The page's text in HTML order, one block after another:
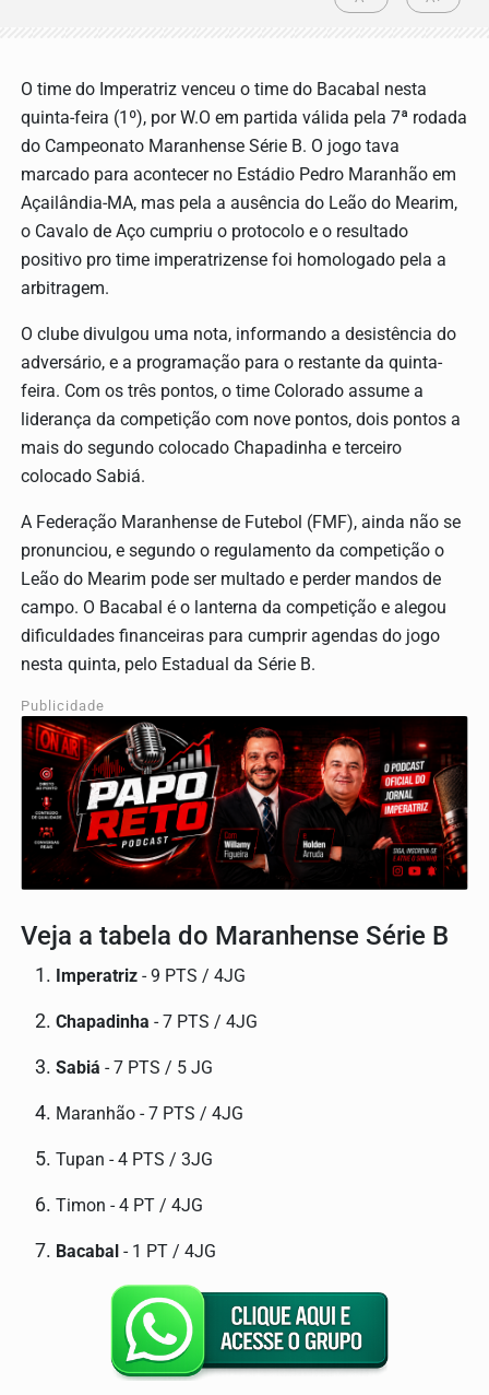
O time do Imperatriz venceu o time do Bacabal nesta
quinta-feira (1º), por W.O em partida válida pela 7ª rodada
do Campeonato Maranhense Série B. O jogo tava
marcado para acontecer no Estádio Pedro Maranhão em
Açailândia-MA, mas pela a ausência do Leão do Mearim,
o Cavalo de Aço cumpriu o protocolo e o resultado
positivo pro time imperatrizense foi homologado pela a
arbitragem.
O clube divulgou uma nota, informando a desistência do
adversário, e a programação para o restante da quinta-
feira. Com os três pontos, o time Colorado assume a
liderança da competição com nove pontos, dois pontos a
mais do segundo colocado Chapadinha e terceiro
colocado Sabiá.
A Federação Maranhense de Futebol (FMF), ainda não se
pronunciou, e segundo o regulamento da competição o
Leão do Mearim pode ser multado e perder mandos de
campo. O Bacabal é o lanterna da competição e alegou
dificuldades financeiras para cumprir agendas do jogo
nesta quinta, pelo Estadual da Série B.
Publicidade
Veja a tabela do Maranhense Série B
Imperatriz - 9 PTS / 4JG
Chapadinha - 7 PTS / 4JG
Sabiá - 7 PTS / 5 JG
Maranhão - 7 PTS / 4JG
Tupan - 4 PTS / 3JG
Timon - 4 PT / 4JG
Bacabal - 1 PT / 4JG